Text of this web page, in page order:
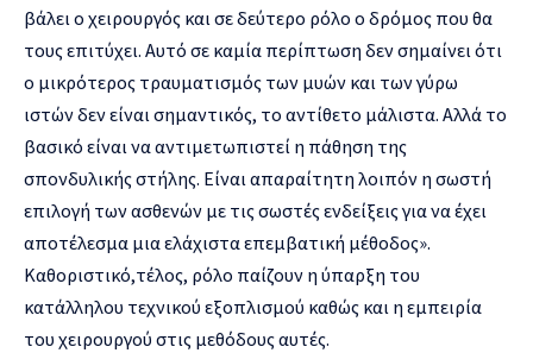
βάλει ο χειρουργός και σε δεύτερο ρόλο ο δρόμος που θα
τους επιτύχει. Αυτό σε καμία περίπτωση δεν σημαίνει ότι
ο μικρότερος τραυματισμός των μυών και των γύρω
ιστών δεν είναι σημαντικός, το αντίθετο μάλιστα. Αλλά το
βασικό είναι να αντιμετωπιστεί η πάθηση της
σπονδυλικής στήλης. Είναι απαραίτητη λοιπόν η σωστή
επιλογή των ασθενών με τις σωστές ενδείξεις για να έχει
αποτέλεσμα μια ελάχιστα επεμβατική μέθοδος».
Καθοριστικό,τέλος, ρόλο παίζουν η ύπαρξη του
κατάλληλου τεχνικού εξοπλισμού καθώς και η εμπειρία
του χειρουργού στις μεθόδους αυτές.